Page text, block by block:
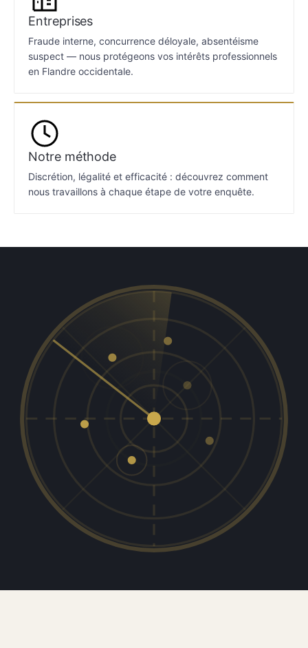
Entreprises
Fraude interne, concurrence déloyale, absentéisme
suspect — nous protégeons vos intérêts professionnels
en Flandre occidentale.
Notre méthode
Discrétion, légalité et efficacité : découvrez comment
nous travaillons à chaque étape de votre enquête.